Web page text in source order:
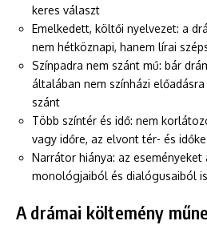
keres választ
Emelkedett, költői nyelvezet: a
nem hétköznapi, hanem lírai
Színpadra nem szánt mű: bár
általában nem színházi
szánt
Több színtér és idő: nem
vagy időre, az elvont tér- és
Narrátor hiánya: az eseményeket
monológjaiból és dialógusaiból
A drámai költemény